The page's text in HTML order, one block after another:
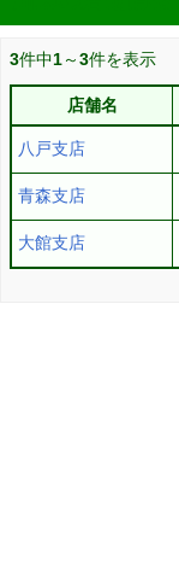
3件中1～3件を表示
店舗名
八戸支店
青森支店
大館支店